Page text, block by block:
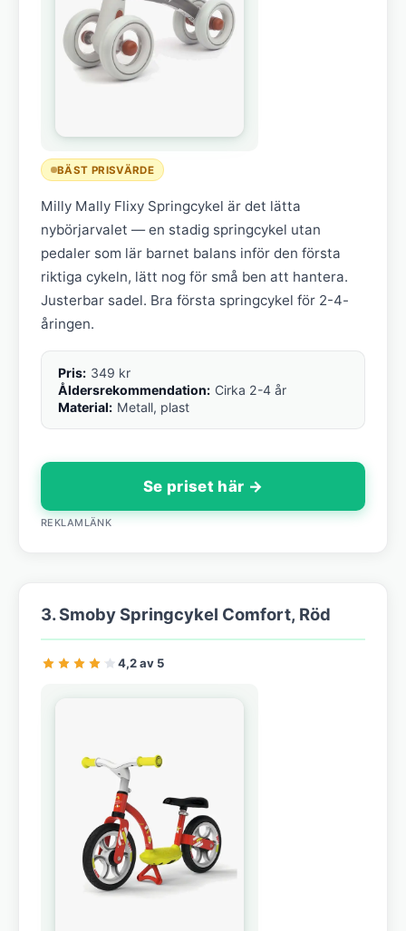
BÄST PRISVÄRDE
Milly Mally Flixy Springcykel är det lätta
nybörjarvalet — en stadig springcykel utan
pedaler som lär barnet balans inför den första
riktiga cykeln, lätt nog för små ben att hantera.
Justerbar sadel. Bra första springcykel för 2-4-
åringen.
Pris: 349 kr
Åldersrekommendation: Cirka 2-4 år
Material: Metall, plast
Se priset här →
REKLAMLÄNK
3. Smoby Springcykel Comfort, Röd
4,2 av 5